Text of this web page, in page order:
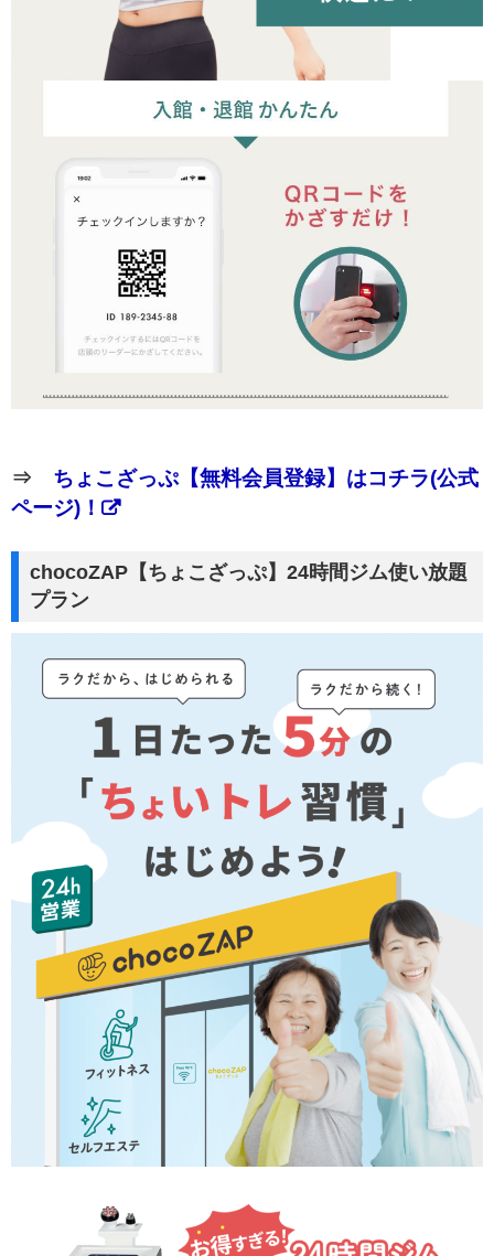
⇒ ちょこざっぷ【無料会員登録】はコチラ(公式
ページ)！
chocoZAP【ちょこざっぷ】24時間ジム使い放題
プラン